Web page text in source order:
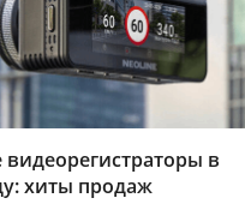
в
хиты продаж